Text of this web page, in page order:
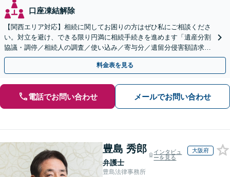
口座凍結解除
【関西エリア対応】相続に関してお困りの方はぜひ私にご相談くださ
い。対立を避け、できる限り円満に相続手続きを進めます「遺産分割
協議・調停／相続人の調査／使い込み／寄与分／遺留分侵害額請求／
相続放棄（借金の相続）／遺言書作成【休日・夜間相談可】
料金表を見る
電話でお問い合わせ メールでお問い合わせ
豊島 秀郎
弁護士
インタビュ
ーを見る
大阪府
豊島法律事務所